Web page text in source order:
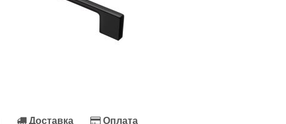
Доставка Оплата